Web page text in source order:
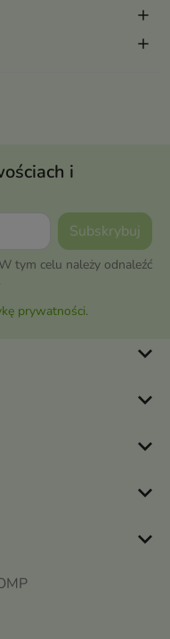
i
tym celu należy odnaleźć
prywatności.
keyboard_arrow_down
keyboard_arrow_down
keyboard_arrow_down
keyboard_arrow_down
keyboard_arrow_down